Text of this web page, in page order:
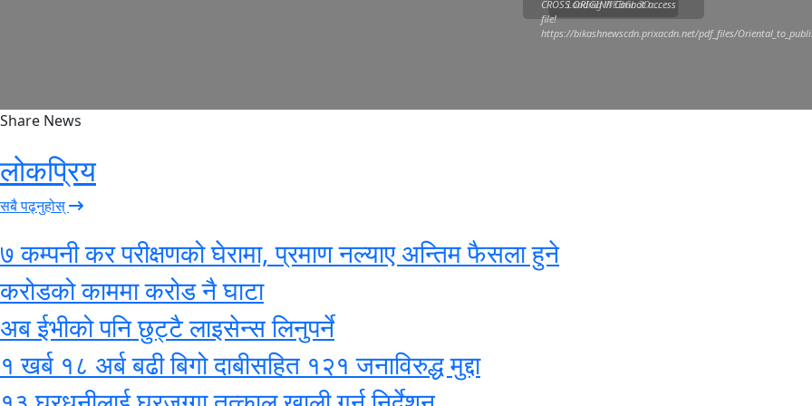
Loading WEBGL 3D ...
CROSS ORIGIN!! Cannot access
file!
https://bikashnewscdn.prixacdn.net/pdf_files/
Share News
लोकप्रिय
सबै पढ्नुहोस्
७ कम्पनी कर परीक्षणको घेरामा, प्रमाण नल्याए अन्तिम फैसला हुने
करोडको काममा करोड नै घाटा
अब ईभीको पनि छुट्टै लाइसेन्स लिनुपर्ने
१ खर्ब १८ अर्ब बढी बिगो दाबीसहित १२१ जनाविरुद्ध मुद्दा